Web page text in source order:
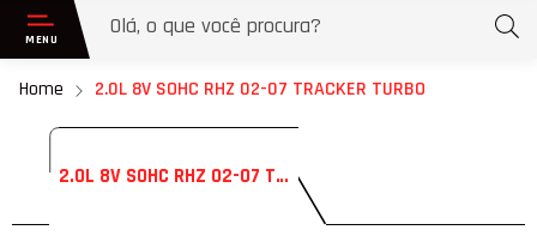
Home 2.0L 8V SOHC RHZ 02-07 TRACKER TURBO
2.0L 8V SOHC RHZ 02-07 TRACKER TURBO